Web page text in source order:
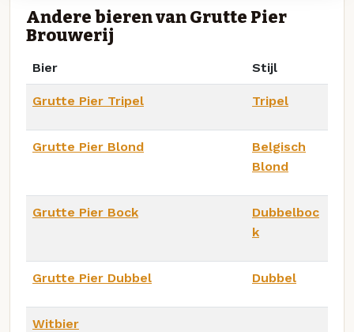
Andere bieren van Grutte Pier
Brouwerij
Bier Stijl
Grutte Pier Tripel Tripel
Grutte Pier Blond
Belgisch
Blond
Grutte Pier Bock
Dubbelboc
k
Grutte Pier Dubbel Dubbel
Witbier